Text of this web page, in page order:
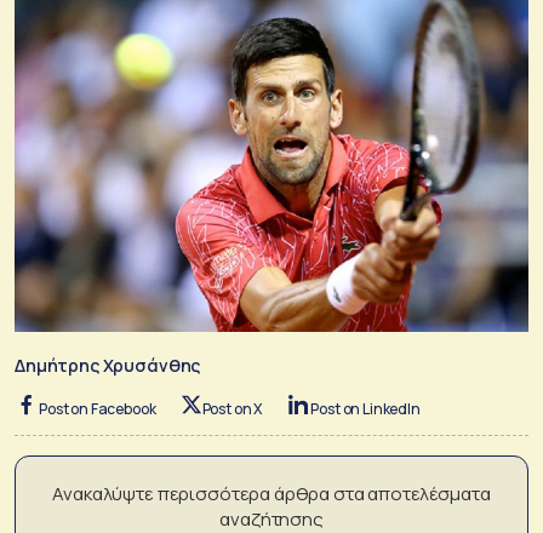
Δημήτρης Χρυσάνθης
Post on Facebook Post on X Post on LinkedIn
Ανακαλύψτε περισσότερα άρθρα στα αποτελέσματα
αναζήτησης